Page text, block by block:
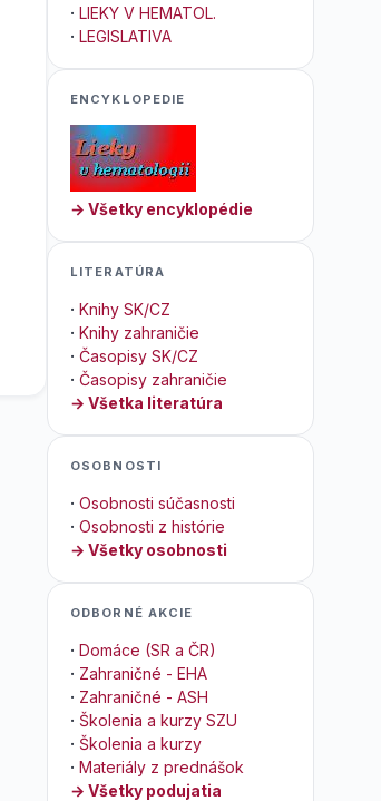
· LIEKY V HEMATOL.
· LEGISLATIVA
ENCYKLOPEDIE
→ Všetky encyklopédie
LITERATÚRA
· Knihy SK/CZ
· Knihy zahraničie
· Časopisy SK/CZ
· Časopisy zahraničie
→ Všetka literatúra
OSOBNOSTI
· Osobnosti súčasnosti
· Osobnosti z histórie
→ Všetky osobnosti
ODBORNÉ AKCIE
· Domáce (SR a ČR)
· Zahraničné - EHA
· Zahraničné - ASH
· Školenia a kurzy SZU
· Školenia a kurzy
· Materiály z prednášok
→ Všetky podujatia